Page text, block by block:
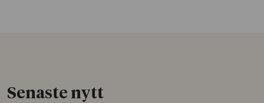
Senaste nytt